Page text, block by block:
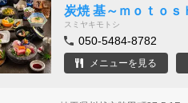
炭焼 基～ｍｏｔｏｓ
スミヤキモトシ
050-5484-8782
メニューを見る